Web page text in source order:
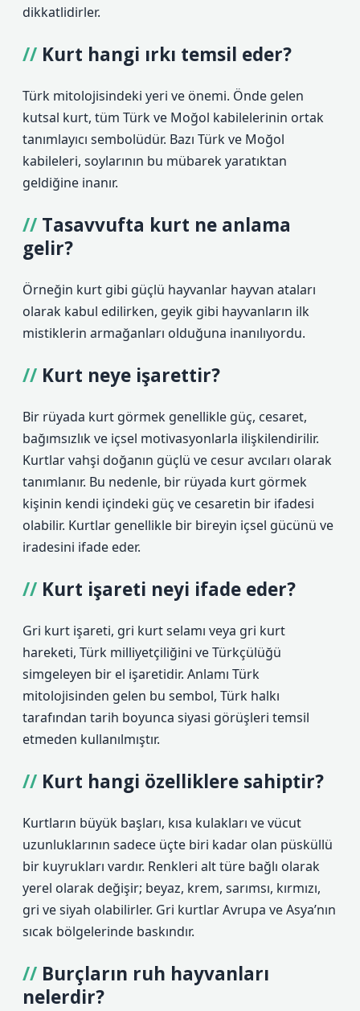
dikkatlidirler.
Kurt hangi ırkı temsil eder?
Türk mitolojisindeki yeri ve önemi. Önde gelen
kutsal kurt, tüm Türk ve Moğol kabilelerinin ortak
tanımlayıcı sembolüdür. Bazı Türk ve Moğol
kabileleri, soylarının bu mübarek yaratıktan
geldiğine inanır.
Tasavvufta kurt ne anlama
gelir?
Örneğin kurt gibi güçlü hayvanlar hayvan ataları
olarak kabul edilirken, geyik gibi hayvanların ilk
mistiklerin armağanları olduğuna inanılıyordu.
Kurt neye işarettir?
Bir rüyada kurt görmek genellikle güç, cesaret,
bağımsızlık ve içsel motivasyonlarla ilişkilendirilir.
Kurtlar vahşi doğanın güçlü ve cesur avcıları olarak
tanımlanır. Bu nedenle, bir rüyada kurt görmek
kişinin kendi içindeki güç ve cesaretin bir ifadesi
olabilir. Kurtlar genellikle bir bireyin içsel gücünü ve
iradesini ifade eder.
Kurt işareti neyi ifade eder?
Gri kurt işareti, gri kurt selamı veya gri kurt
hareketi, Türk milliyetçiliğini ve Türkçülüğü
simgeleyen bir el işaretidir. Anlamı Türk
mitolojisinden gelen bu sembol, Türk halkı
tarafından tarih boyunca siyasi görüşleri temsil
etmeden kullanılmıştır.
Kurt hangi özelliklere sahiptir?
Kurtların büyük başları, kısa kulakları ve vücut
uzunluklarının sadece üçte biri kadar olan püsküllü
bir kuyrukları vardır. Renkleri alt türe bağlı olarak
yerel olarak değişir; beyaz, krem, sarımsı, kırmızı,
gri ve siyah olabilirler. Gri kurtlar Avrupa ve Asya’nın
sıcak bölgelerinde baskındır.
Burçların ruh hayvanları
nelerdir?